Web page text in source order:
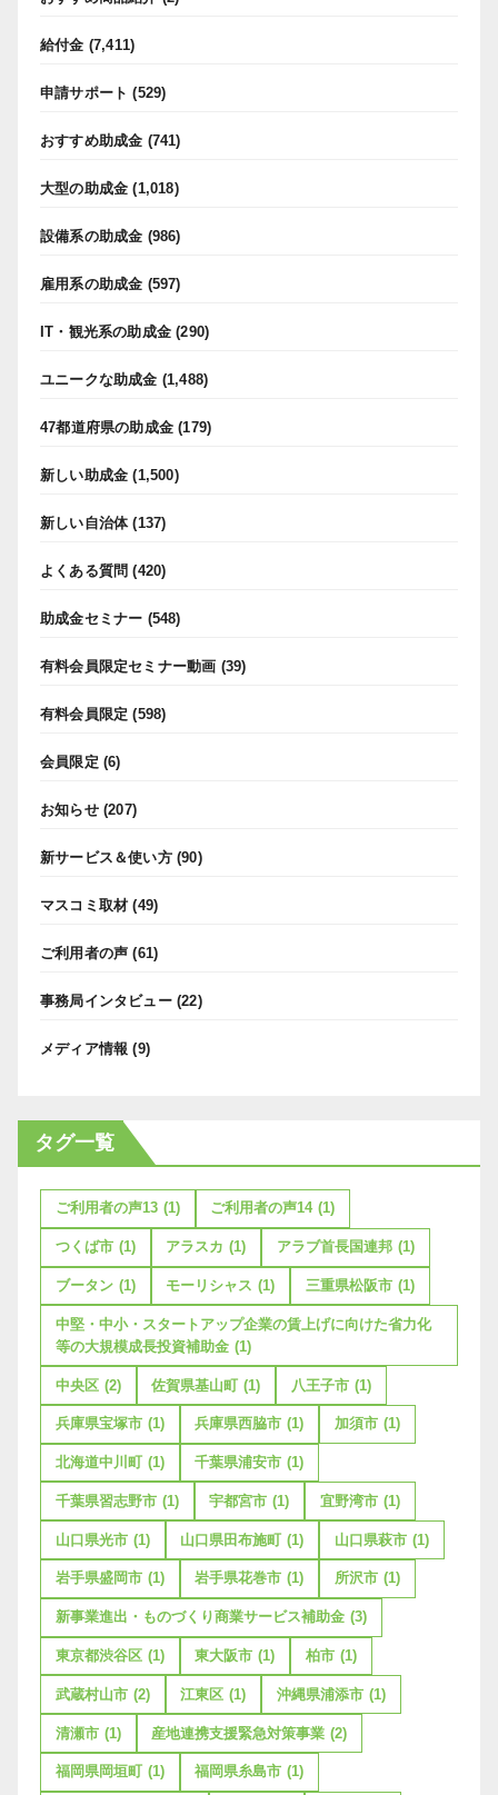
給付金 (7,411)
申請サポート (529)
おすすめ助成金 (741)
大型の助成金 (1,018)
設備系の助成金 (986)
雇用系の助成金 (597)
IT・観光系の助成金 (290)
ユニークな助成金 (1,488)
47都道府県の助成金 (179)
新しい助成金 (1,500)
新しい自治体(137)
よくある質問 (420)
助成金セミナー (548)
有料会員限定セミナー動画 (39)
有料会員限定 (598)
会員限定 (6)
お知らせ(207)
新サービス＆使い方(90)
マスコミ取材 (49)
ご利用者の声 (61)
事務局インタビュー(22)
メディア情報 (9)
タグ一覧
ご利用者の声13 (1) ご利用者の声14 (1)
つくば市 (1) アラスカ (1) アラブ首長国連邦 (1)
ブータン (1) モーリシャス (1) 三重県松阪市 (1)
中堅・中小・スタートアップ企業の賃上げに向けた省力化
等の大規模成長投資補助金 (1)
中央区 (2) 佐賀県基山町 (1) 八王子市 (1)
兵庫県宝塚市 (1) 兵庫県西脇市 (1) 加須市 (1)
北海道中川町 (1) 千葉県浦安市 (1)
千葉県習志野市 (1) 宇都宮市 (1) 宜野湾市 (1)
山口県光市 (1) 山口県田布施町 (1) 山口県萩市 (1)
岩手県盛岡市 (1) 岩手県花巻市 (1) 所沢市 (1)
新事業進出・ものづくり商業サービス補助金 (3)
東京都渋谷区 (1) 東大阪市 (1) 柏市 (1)
武蔵村山市 (2) 江東区 (1) 沖縄県浦添市 (1)
清瀬市 (1) 産地連携支援緊急対策事業 (2)
福岡県岡垣町 (1) 福岡県糸島市 (1)